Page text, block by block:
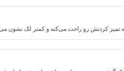
که تمیز کردنش رو راحت می‌کنه و کمتر لک